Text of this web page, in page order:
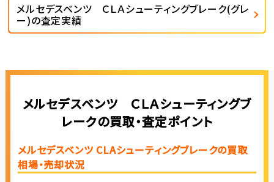
メルセデスベンツ ＣＬＡシューティングブレーク(グレ
ー)の査定実績
メルセデスベンツ ＣＬＡシューティングブ
レークの買取・査定ポイント
メルセデスベンツ CLAシューティングブレークの買取
相場・売却状況